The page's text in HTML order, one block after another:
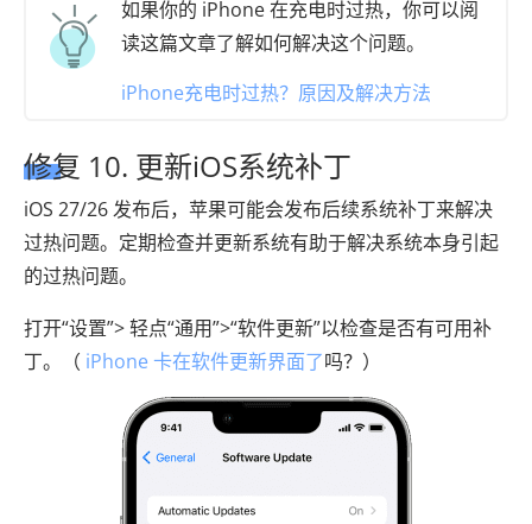
如果你的 iPhone 在充电时过热，你可以阅
读这篇文章了解如何解决这个问题。
iPhone充电时过热？原因及解决方法
修复 10. 更新iOS系统补丁
iOS 27/26 发布后，苹果可能会发布后续系统补丁来解决
过热问题。定期检查并更新系统有助于解决系统本身引起
的过热问题。
打开“设置”> 轻点“通用”>“软件更新”以检查是否有可用补
丁。（ iPhone 卡在软件更新界面了吗？）